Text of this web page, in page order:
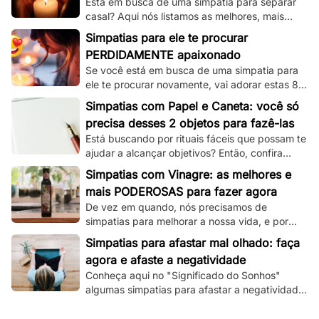
casal? Aqui nós listamos as melhores, mais
simples e mais funcionais simpatias desse tipo!
Simpatias para ele te procurar
PERDIDAMENTE apaixonado
Se você está em busca de uma simpatia para
ele te procurar novamente, vai adorar estas 8
simpatias de amor e amarração que
separamos.
Simpatias com Papel e Caneta: você só
precisa desses 2 objetos para fazê-las
Está buscando por rituais fáceis que possam te
ajudar a alcançar objetivos? Então, confira
essas simpatias com papel e caneta.
Simpatias com Vinagre: as melhores e
mais PODEROSAS para fazer agora
De vez em quando, nós precisamos de
simpatias para melhorar a nossa vida, e por
isso, veja aqui as melhores que utilizam
vinagre!
Simpatias para afastar mal olhado: faça
agora e afaste a negatividade
Conheça aqui no "Significado do Sonhos"
algumas simpatias para afastar a negatividade